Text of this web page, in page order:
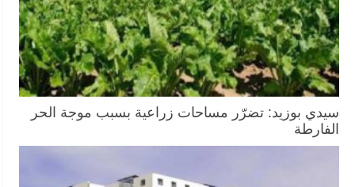
سيدي بوزيد: تضرّر مساحات زراعية بسبب موجة الحر
الفارطة